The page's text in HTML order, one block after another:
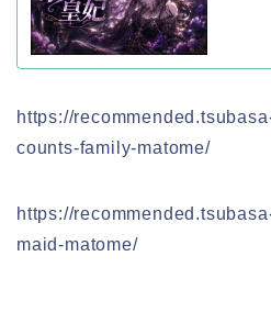
https://
counts-family-matome/
https://
maid-matome/